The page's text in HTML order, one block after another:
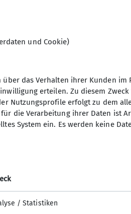
und Cookie)
das Verhalten ihrer Kunden im
erteilen. Zu diesem
Nutzungsprofile erfolgt zu dem
die Verarbeitung ihrer Daten ist
System ein. Es werden keine
/ Statistiken